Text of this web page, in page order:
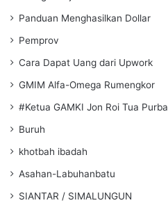
Panduan Menghasilkan Dollar
Pemprov
Cara Dapat Uang dari Upwork
GMIM Alfa-Omega Rumengkor
#Ketua GAMKI Jon Roi Tua Purba
Buruh
khotbah ibadah
Asahan-Labuhanbatu
SIANTAR / SIMALUNGUN